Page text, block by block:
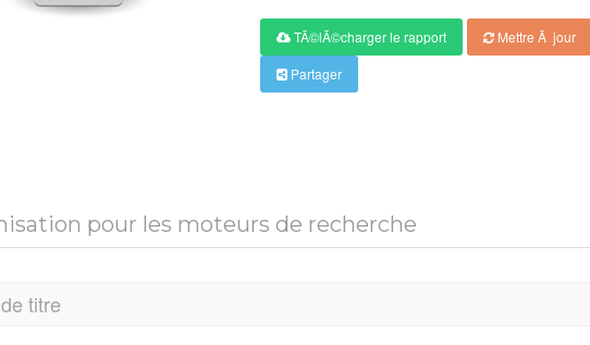
TÃ©lÃ©charger le rapport Mettre Ã jour
Partager
pour les moteurs de recherche
titre